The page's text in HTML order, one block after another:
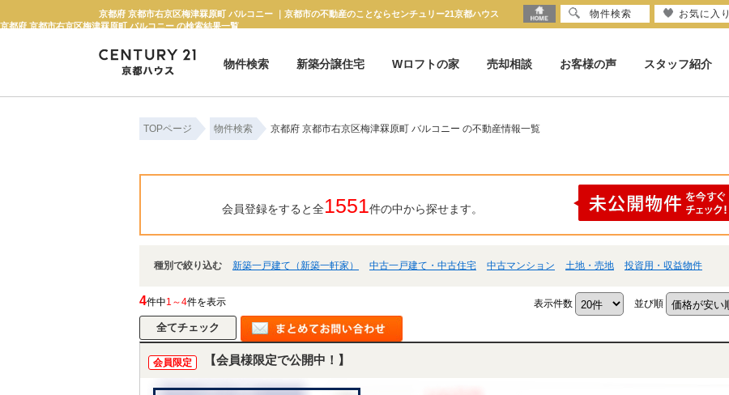
京都府 京都市右京区梅津罧原町 バルコニー ｜京都市の不動産のことならセンチュリー21京都ハウス
物件検索
新築分譲住宅 Wロフトの家 売却相談 お客様の声 スタッフ紹介
TOPページ 物件検索 京都府 京都市右京区梅津罧原町 バルコニー の不動産情報一覧
京都府 京都市右京区梅津罧原町 バルコニー の検索結果一覧
会員登録をすると全1551件の中から探せます。
種別で絞り込む 新築一戸建て（新築一軒家） 中古一戸建て・中古住宅 中古マンション 土地・売地 投資用・収益物件
4件中1～4件を表示 表示件数 並び順
会員限定 【会員様限定で公開中！】
物件検索 お気に入り